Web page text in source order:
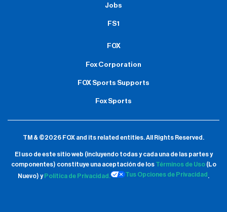
Jobs
FS1
FOX
Fox Corporation
FOX Sports Supports
Fox Sports
TM & ©2026 FOX and its related entities.All Rights Reserved.
El uso de este sitio web (incluyendo todas y cada una de las partes y
componentes) constituye una aceptación de los Términos de Uso(Lo
Nuevo) y Política de Privacidad. Tus Opciones de Privacidad .